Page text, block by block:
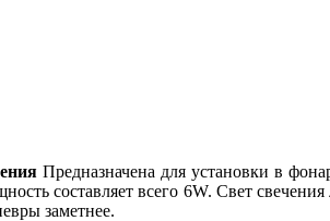
Предназначена для установки в
составляет всего 6W. Свет
заметнее.